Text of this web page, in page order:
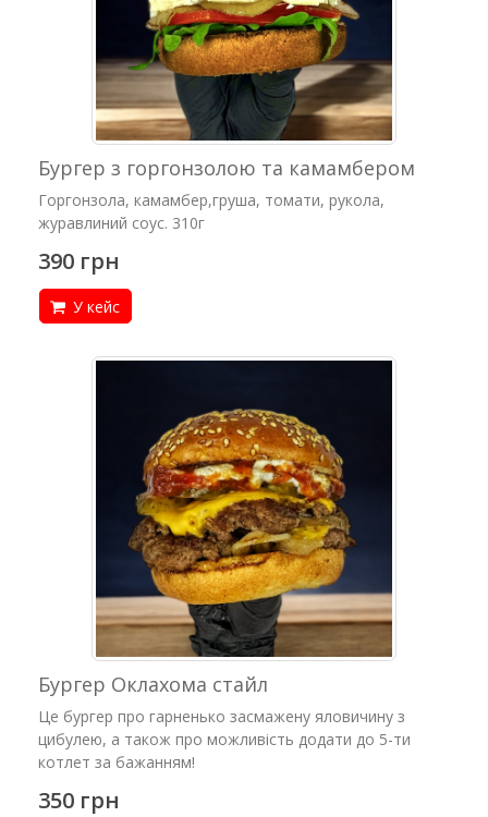
Бургер з горгонзолою та камамбером
Горгонзола, камамбер,груша, томати, рукола,
журавлиний соус. 310г
390 грн
У кейс
Бургер Оклахома стайл
Це бургер про гарненько засмажену яловичину з
цибулею, а також про можливість додати до 5-ти
котлет за бажанням!
350 грн